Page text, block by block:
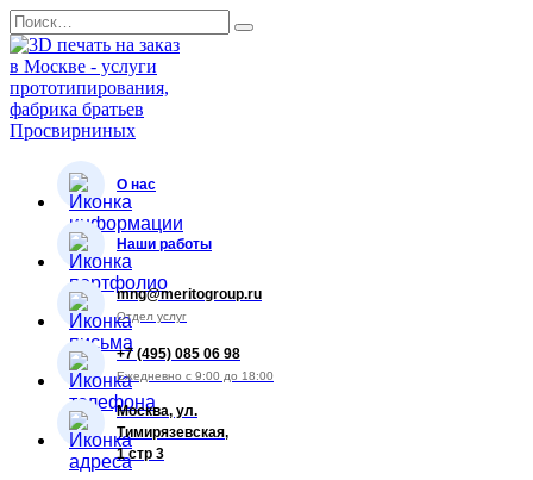
Перейти
к
содержанию
Search
for:
О нас
Наши работы
mng@meritogroup.ru
Отдел услуг
+7 (495) 085 06 98
Ежедневно с 9:00 до 18:00
Москва, ул.
Тимирязевская,
1 стр 3